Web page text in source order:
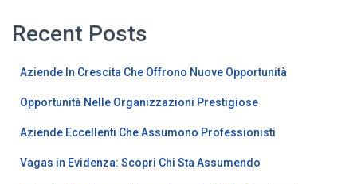
Recent Posts
Aziende In Crescita Che Offrono Nuove Opportunità
Opportunità Nelle Organizzazioni Prestigiose
Aziende Eccellenti Che Assumono Professionisti
Vagas in Evidenza: Scopri Chi Sta Assumendo